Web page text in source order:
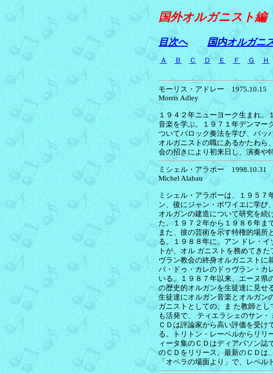
国外オルガニスト編
目次へ 国内オルガニ
Ａ Ｂ Ｃ Ｄ Ｅ Ｆ Ｇ Ｈ
モーリス・アドレー 1975.10.15
Morris Adley
１９４２年ニューヨーク生まれ。
音楽を学ぶ。１９７１年デンマー
ついてバロック奏法を学び、バッ
オルガニストの職にあるかたわら
会の招きにより初来日し、演奏や
ミシェル・アラボー 1998.10.31
Michel Alabau
ミシェル・アラボーは、１９５７
ン、後にジャン・ボワイエに学び
オルガンの建造について研究を続
た。１９７２年から１９８６年ま
また、彼の芸術を示す特権的場所
る。１９８８年に、アン ドレ・
トが、オル ガニストを務めてき
ヴラン教会の終身オルガニストに
パ・ドゥ・カレのドゥヴラン・カ
いる。１９８７年以来、エーヌ県
の歴史的オルガンを生徒達に見せ
生徒達にオルガン音楽とオルガン
ガニストとしての、ま た教師と
も活発で、 ティエラシェのサン
ＣＤは評論家から高い評価を受け
る。トリトン・レーベルからリリ
ィータ集のＣＤはディアパソン誌
のＣＤをリリース。最新のＣＤは
「オペラの場面より」で、レペル